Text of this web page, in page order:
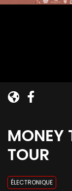
MONEY
TOUR
ÉLECTRONIQUE